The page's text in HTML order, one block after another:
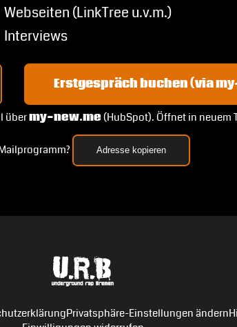
Webseiten (LinkTree u.v.m.)
Interviews
Erstgespräch buchen (via
übermy-new.me(HubSpot). Öffnet in neuem
Adresse kopieren
Privatsphäre-Einstellungen ändern